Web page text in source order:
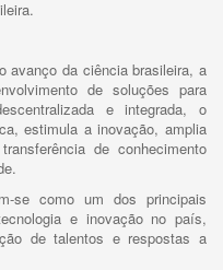
avanço da ciência brasileira, a
de soluções para
e integrada, o
estimula a inovação, amplia
de conhecimento
se como um dos principais
e inovação no país,
de talentos e respostas a